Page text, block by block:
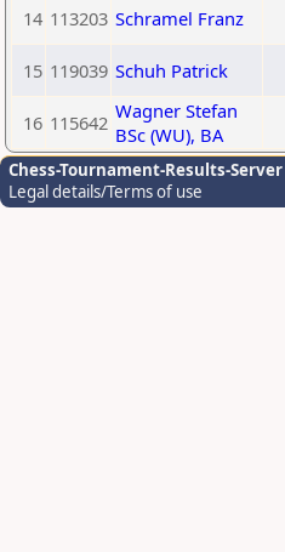
14 113203 Schramel Franz
15 119039 Schuh Patrick
16 115642 Wagner Stefan
BSc (WU), BA
Chess-Tournament-Results-Server
Legal details/Terms of use